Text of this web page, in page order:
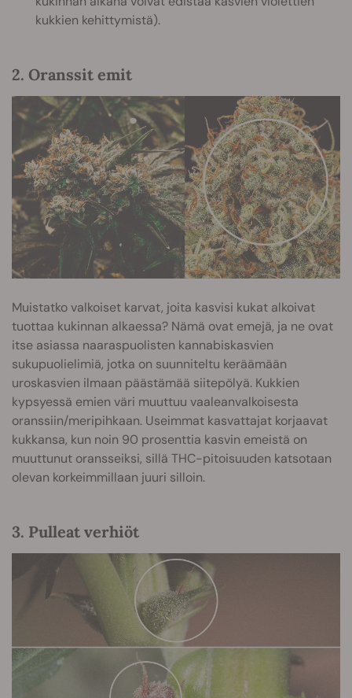
kukkien kehittymistä).
2. Oranssit emit
Muistatko valkoiset karvat, joita kasvisi kukat alkoivat
tuottaa kukinnan alkaessa? Nämä ovat emejä, ja ne ovat
itse asiassa naaraspuolisten kannabiskasvien
sukupuolielimiä, jotka on suunniteltu keräämään
uroskasvien ilmaan päästämää siitepölyä. Kukkien
kypsyessä emien väri muuttuu vaaleanvalkoisesta
oranssiin/meripihkaan. Useimmat kasvattajat korjaavat
kukkansa, kun noin 90 prosenttia kasvin emeistä on
muuttunut oransseiksi, sillä THC-pitoisuuden katsotaan
olevan korkeimmillaan juuri silloin.
3. Pulleat verhiöt